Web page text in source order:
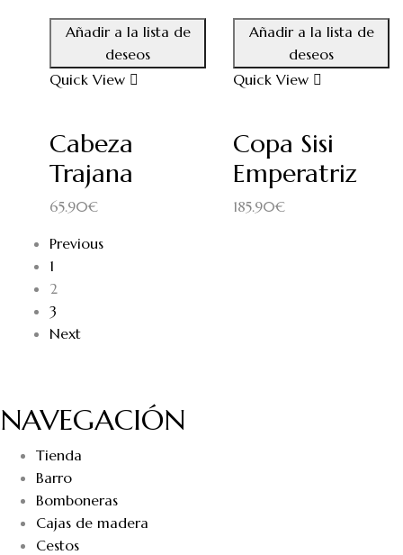
Añadir a la lista de
deseos
Quick View
Cabeza
Trajana
65.90€
Añadir a la lista de
deseos
Quick View
Copa Sisi
Emperatriz
185.90€
Previous
1
2
3
Next
NAVEGACIÓN
Tienda
Barro
Bomboneras
Cajas de madera
Cestos